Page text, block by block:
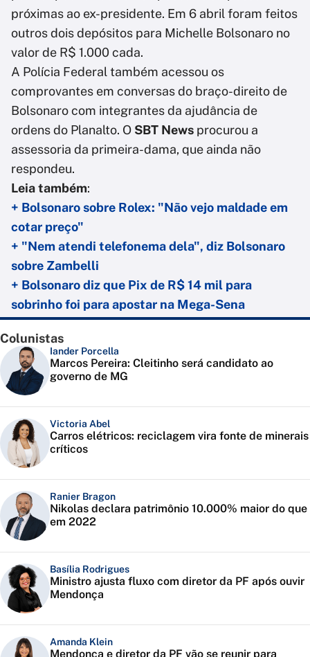
próximas ao ex-presidente. Em 6 abril foram feitos
outros dois depósitos para Michelle Bolsonaro no
valor de R$ 1.000 cada.
A Polícia Federal também acessou os
comprovantes em conversas do braço-direito de
Bolsonaro com integrantes da ajudância de
ordens do Planalto. O SBT News procurou a
assessoria da primeira-dama, que ainda não
respondeu.
Leia também:
+ Bolsonaro sobre Rolex: "Não vejo maldade em
cotar preço"
+ "Nem atendi telefonema dela", diz Bolsonaro
sobre Zambelli
+ Bolsonaro diz que Pix de R$ 14 mil para
sobrinho foi para apostar na Mega-Sena
Colunistas
Iander Porcella
Marcos Pereira: Cleitinho será candidato ao
governo de MG
Victoria Abel
Carros elétricos: reciclagem vira fonte de minerais
críticos
Ranier Bragon
Nikolas declara patrimônio 10.000% maior do que
em 2022
Basília Rodrigues
Ministro ajusta fluxo com diretor da PF após ouvir
Mendonça
Amanda Klein
Mendonça e diretor da PF vão se reunir para